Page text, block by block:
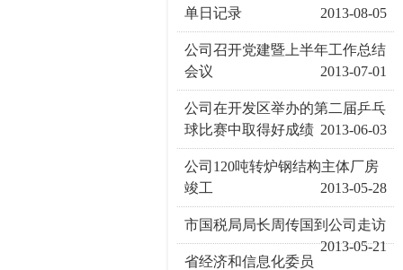
单日记录
2013-08-05
公司召开党建暨上半年工作总结
会议
2013-07-01
公司在开发区举办的第二届乒乓
球比赛中取得好成绩 2013-06-03
公司120吨转炉钢结构主体厂房
竣工
2013-05-28
市国税局局长周传国到公司走访
2013-05-21
省经济和信息化委员